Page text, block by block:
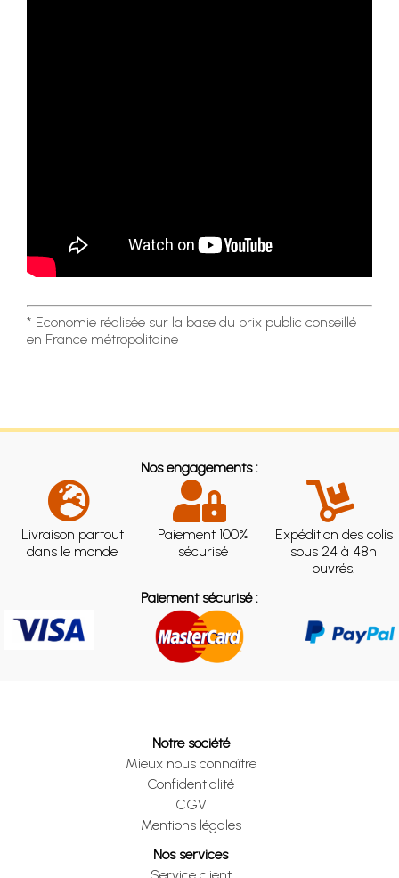
* Economie réalisée sur la base du prix public conseillé
en France métropolitaine
Nos engagements :
Livraison partout
dans le monde
Paiement 100%
sécurisé
Expédition des colis
sous 24 à 48h
ouvrés.
Paiement sécurisé :
Notre société
Mieux nous connaître
Confidentialité
CGV
Mentions légales
Nos services
Service client